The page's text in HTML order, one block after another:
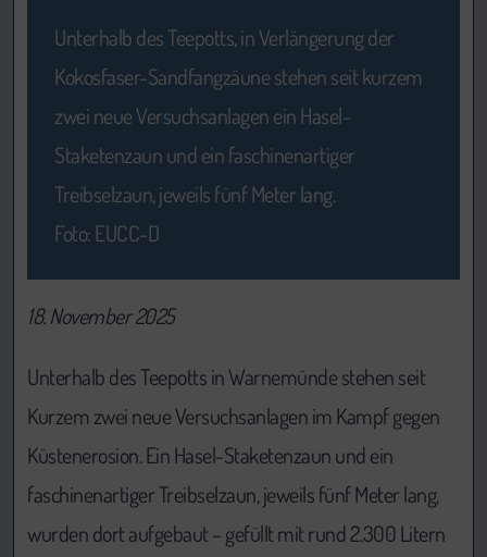
Unterhalb des Teepotts, in Verlängerung der
Kokosfaser-Sandfangzäune stehen seit kurzem
zwei neue Versuchsanlagen ein Hasel-
Staketenzaun und ein faschinenartiger
Treibselzaun, jeweils fünf Meter lang.
Foto: EUCC-D
18. November 2025
Unterhalb des Teepotts in Warnemünde stehen seit
Kurzem zwei neue Versuchsanlagen im Kampf gegen
Küstenerosion. Ein Hasel-Staketenzaun und ein
faschinenartiger Treibselzaun, jeweils fünf Meter lang,
wurden dort aufgebaut – gefüllt mit rund 2.300 Litern